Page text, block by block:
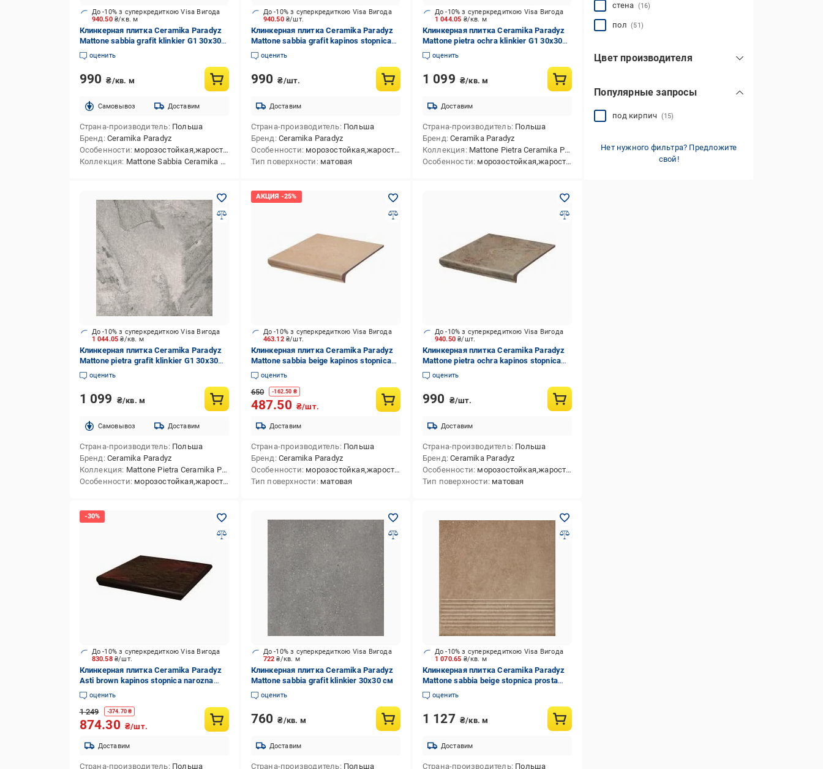
940.50 ₴/кв. м
До -10% з суперкредиткою Visa Вигода
Клинкерная плитка Ceramika Paradyz
Mattone sabbia grafit klinkier G1 30х30
см оценить
990 ₴/кв. м
Cамовывоз Доставим
Страна-производитель Польша
Бренд Ceramika Paradyz
Особенности морозостойкая,жаростойкая
Коллекция Mattone Sabbia Ceramika Paradyz
940.50₴/шт.
До -10% з суперкредиткою Visa Вигода
Клинкерная плитка Ceramika Paradyz
Mattone sabbia grafit kapinos stopnica
prosta G1 30x33 см
оценить
990 ₴/шт.
Доставим
Страна-производитель Польша
Бренд Ceramika Paradyz
Особенности морозостойкая,жаростойкая
Тип поверхности матовая
1 044.05 ₴/кв. м
До -10% з суперкредиткою Visa Вигода
Клинкерная плитка Ceramika Paradyz
Mattone pietra ochra klinkier G1 30x30
см оценить
1 099 ₴/кв. м
Доставим
Страна-производитель Польша
Бренд Ceramika Paradyz
Коллекция Mattone Pietra Ceramika Paradyz
Особенности морозостойкая,жаростойкая
1 044.05₴/кв. м
До -10% з суперкредиткою Visa Вигода
Клинкерная плитка Ceramika Paradyz
Mattone pietra grafit klinkier G1 30x30
см оценить
1 099 ₴/кв. м
Cамовывоз Доставим
Страна-производитель Польша
Бренд Ceramika Paradyz
Коллекция Mattone Pietra Ceramika Paradyz
Особенности морозостойкая,жаростойкая
463.12₴/шт.
До -10% з суперкредиткою Visa Вигода
Клинкерная плитка Ceramika Paradyz
Mattone sabbia beige kapinos stopnica
prosta 30x33 см
оценить
650 -162.50 ₴
487.50 ₴/шт.
Доставим
Страна-производитель Польша
Бренд Ceramika Paradyz
Особенности морозостойкая,жаростойкая
Тип поверхности матовая
940.50₴/шт.
До -10% з суперкредиткою Visa Вигода
Клинкерная плитка Ceramika Paradyz
Mattone pietra ochra kapinos stopnica
prosta 30x33 см
оценить
990 ₴/шт.
Доставим
Страна-производитель Польша
Бренд Ceramika Paradyz
Особенности морозостойкая,жаростойкая
Тип поверхности матовая
830.58 ₴/шт.
До -10% з суперкредиткою Visa Вигода
Клинкерная плитка Ceramika Paradyz
Asti brown kapinos stopnica narozna
33x33 см
оценить
1 249 -374.70₴
874.30 ₴/шт.
Доставим
Страна-производитель Польша
722₴/кв. м
До -10% з суперкредиткою Visa Вигода
Клинкерная плитка Ceramika Paradyz
Mattone sabbia grafit klinkier 30x30 см
оценить
760 ₴/кв. м
Доставим
Страна-производитель Польша
1 070.65 ₴/кв. м
До -10% з суперкредиткою Visa Вигода
Клинкерная плитка Ceramika Paradyz
Mattone sabbia beige stopnica prosta
30x30 см
оценить
1 127 ₴/кв. м
Доставим
Страна-производитель Польша
стена (16)
пол(51)
Цвет производителя
графит(23)
коричневый (36)
серый(12)
(2)
Популярные запросы
под кирпич (15)
Нет нужного фильтра? Предложите
свой!